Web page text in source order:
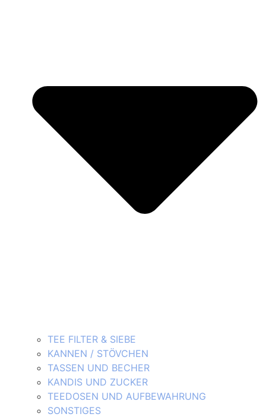
TEE FILTER & SIEBE
KANNEN / STÖVCHEN
TASSEN UND BECHER
KANDIS UND ZUCKER
TEEDOSEN UND AUFBEWAHRUNG
SONSTIGES